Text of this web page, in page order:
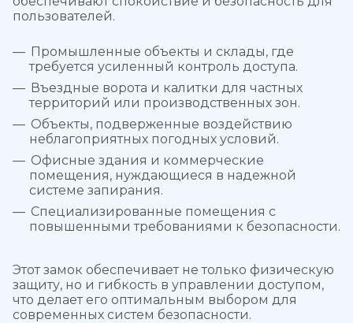
пользователей.
Промышленные объекты и склады, где
требуется усиленный контроль доступа.
Въездные ворота и калитки для частных
территорий или производственных зон.
Объекты, подверженные воздействию
неблагоприятных погодных условий.
Офисные здания и коммерческие
помещения, нуждающиеся в надежной
системе запирания.
Специализированные помещения с
повышенными требованиями к безопасности.
Этот замок обеспечивает не только физическую
защиту, но и гибкость в управлении доступом,
что делает его оптимальным выбором для
современных систем безопасности.